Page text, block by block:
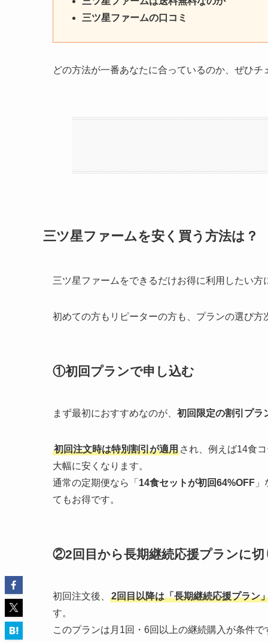
三ツ星ファームの口コミ
どの方法が一番あなたに合っているのか、ぜひチ
三ツ星ファームを安く買う方法は？
三ツ星ファームをできるだけお得に利用したい
初めての方もリピーターの方も、プランの選び方
①初回プランで申し込む
まず最初におすすめなのが、 初回限定の割引プラ
初回注文時は特別割引が適用 され、例えば14食
大幅に安くなります。
通常の定期便なら「 14食セットが初回64%OFF
てもお得です。
②2回目から長期継続応援プランに切
初回注文後、
2回目以降は「長期継続応援プラン
す。
このプランは月1回・6回以上の継続購入が条件